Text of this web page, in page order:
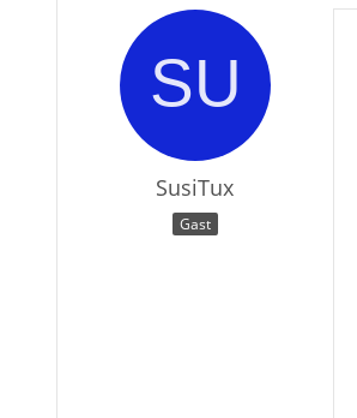
SusiTux
Gast